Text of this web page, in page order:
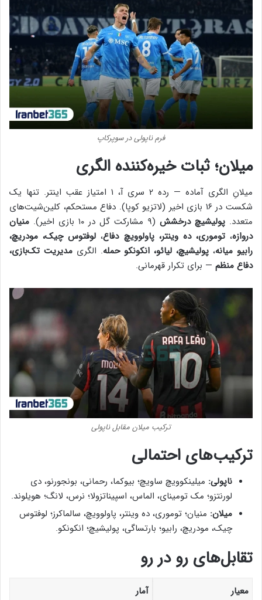
فرم ناپولی در سوپرکاپ
میلان؛ ثبات خیره‌کننده الگری
میلانِ الگری آماده — رده ۲ سری آ، ۱ امتیاز عقب اینتر. تنها یک
شکست در ۱۶ بازی اخیر (لاتزیو کوپا). دفاع مستحکم، کلین‌شیت‌های
متعدد. پولیشیچ درخشش (۹ مشارکت گل در ۱۰ بازی اخیر).
منیان
دروازه،توموری، ده وینتر، پاولوویچ دفاع، لوفتوس چیک، مودریچ،
رابیو میانه، پولیشیچ، لیائو، انکونکو حمله. الگری مدیریت تک‌بازی،
دفاع منظم — برای تکرار قهرمانی.
ترکیب میلان مقابل ناپولی
ترکیب‌های احتمالی
ناپولی: میلینکوویچ ساویچ؛ بیوکما، رحمانی، بونجورنو، دی
لورنتزو؛ مک تومینای، الماس، اسپیناتزولا؛ نرس، لانگ؛ هویلوند.
میلان: منیان؛ توموری، ده وینتر، پاولوویچ، سالماکرز؛ لوفتوس
چیک، مودریچ، رابیو؛ بارتساگی، پولیشیچ؛ انکونکو.
تقابل‌های رو در رو
معیار آمار